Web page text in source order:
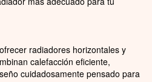
radiadores horizontales y
calefacción eficiente,
cuidadosamente pensado para